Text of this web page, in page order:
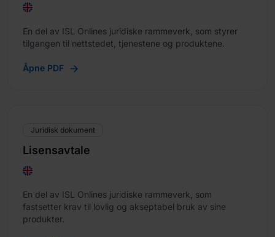
En del av ISL Onlines juridiske rammeverk, som styrer
tilgangen til nettstedet, tjenestene og produktene.
Åpne PDF
Juridisk dokument
Lisensavtale
En del av ISL Onlines juridiske rammeverk, som
fastsetter krav til lovlig og akseptabel bruk av sine
produkter.